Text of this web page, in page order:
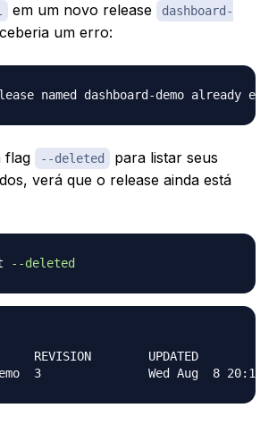
em um novo release
dashboard-
um erro:
flag --deleted
para listar seus
verá que o release ainda está
--deleted
NAMESPACE